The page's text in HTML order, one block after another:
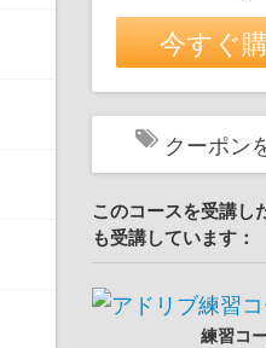
今すぐ
クーポン
このコースを受講し
も受講しています：
練習コ